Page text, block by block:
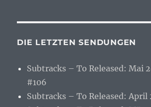
DIE LETZTEN SENDUNGEN
Subtracks – To Released: Mai
#106
Subtracks – To Released: April